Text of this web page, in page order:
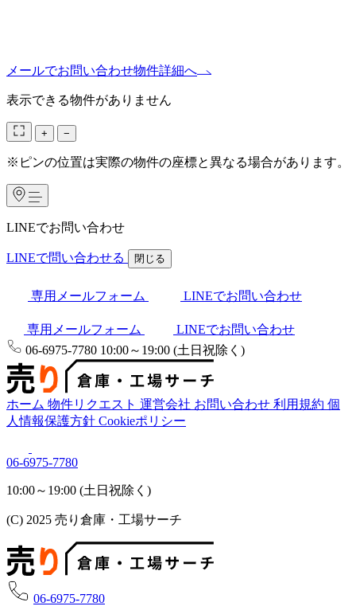
メールでお問い合わせ物件詳細へ
表示できる物件がありません
+ −
※ピンの位置は実際の物件の座標と異なる場合があります。
LINEでお問い合わせ
LINEで問い合わせる 閉じる
専用メールフォーム LINEでお問い合わせ
専用メールフォーム
LINEでお問い合わせ
06-6975-7780 10:00～19:00 (土日祝除く)
ホーム 物件リクエスト 運営会社 お問い合わせ 利用規約 個
人情報保護方針 Cookieポリシー
06-6975-7780
10:00～19:00 (土日祝除く)
(C) 2025 売り倉庫・工場サーチ
06-6975-7780